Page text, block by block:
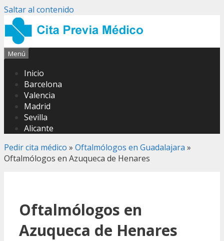
Saltar al contenido
Menú
Inicio
Barcelona
Valencia
Madrid
Sevilla
Alicante
Pedir cita médico » Oftalmólogos en Guadalajara »
Oftalmólogos en Azuqueca de Henares
Oftalmólogos en
Azuqueca de Henares